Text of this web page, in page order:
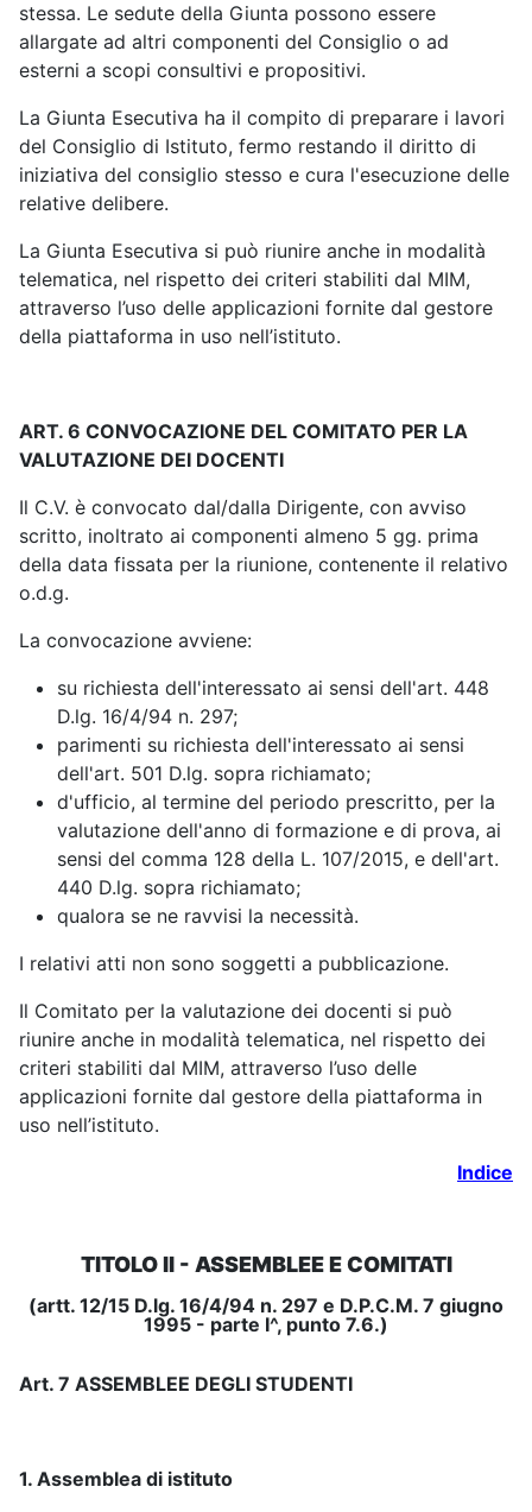
stessa. Le sedute della Giunta possono essere
allargate ad altri componenti del Consiglio o ad
esterni a scopi consultivi e propositivi.
La Giunta Esecutiva ha il compito di preparare i lavori
del Consiglio di Istituto, fermo restando il diritto di
iniziativa del consiglio stesso e cura l'esecuzione delle
relative delibere.
La Giunta Esecutiva si può riunire anche in modalità
telematica, nel rispetto dei criteri stabiliti dal MIM,
attraverso l’uso delle applicazioni fornite dal gestore
della piattaforma in uso nell’istituto.
ART. 6 CONVOCAZIONE DEL COMITATO PER LA
VALUTAZIONE DEI DOCENTI
Il C.V. è convocato dal/dalla Dirigente, con avviso
scritto, inoltrato ai componenti almeno 5 gg. prima
della data fissata per la riunione, contenente il relativo
o.d.g.
La convocazione avviene:
su richiesta dell'interessato ai sensi dell'art. 448
D.lg. 16/4/94 n. 297;
parimenti su richiesta dell'interessato ai sensi
dell'art. 501 D.lg. sopra richiamato;
d'ufficio, al termine del periodo prescritto, per la
valutazione dell'anno di formazione e di prova, ai
sensi del comma 128 della L. 107/2015, e dell'art.
440 D.lg. sopra richiamato;
qualora se ne ravvisi la necessità.
I relativi atti non sono soggetti a pubblicazione.
Il Comitato per la valutazione dei docenti si può
riunire anche in modalità telematica, nel rispetto dei
criteri stabiliti dal MIM, attraverso l’uso delle
applicazioni fornite dal gestore della piattaforma in
uso nell’istituto.
Indice
TITOLO II - ASSEMBLEE E COMITATI
(artt. 12/15 D.lg. 16/4/94 n. 297 e D.P.C.M. 7 giugno
1995 - parte I^, punto 7.6.)
Art. 7 ASSEMBLEE DEGLI STUDENTI
1. Assemblea di istituto